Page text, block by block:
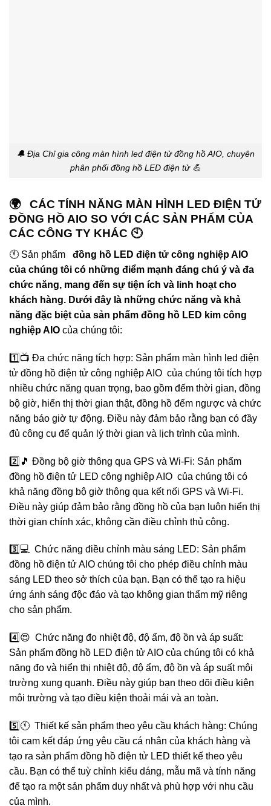
🔔 Địa Chỉ gia công màn hình led điện tử đồng hồ AIO, chuyên
phân phối đồng hồ LED điện tử 💪
🌍 CÁC TÍNH NĂNG MÀN HÌNH LED ĐIỆN TỬ
ĐỒNG HỒ AIO SO VỚI CÁC SẢN PHẨM CỦA
CÁC CÔNG TY KHÁC 🕙
🕚 Sản phẩm đồng hồ LED điện tử công nghiệp AIO
của chúng tôi có những điểm mạnh đáng chú ý và đa
chức năng, mang đến sự tiện ích và linh hoạt cho
khách hàng. Dưới đây là những chức năng và khả
năng đặc biệt của sản phẩm đồng hồ LED kim công
nghiệp AIO của chúng tôi:
1️⃣📺 Đa chức năng tích hợp: Sản phẩm màn hình led điện
tử đồng hồ điện tử công nghiệp AIO của chúng tôi tích hợp
nhiều chức năng quan trọng, bao gồm đếm thời gian, đồng
bộ giờ, hiển thị thời gian thật, đồng hồ đếm ngược và chức
năng báo giờ tự động. Điều này đảm bảo rằng bạn có đầy
đủ công cụ để quản lý thời gian và lịch trình của mình.
2️⃣🎵 Đồng bộ giờ thông qua GPS và Wi-Fi: Sản phẩm
đồng hồ điện tử LED công nghiệp AIO của chúng tôi có
khả năng đồng bộ giờ thông qua kết nối GPS và Wi-Fi.
Điều này giúp đảm bảo rằng đồng hồ của bạn luôn hiển thị
thời gian chính xác, không cần điều chỉnh thủ công.
3️⃣💻 Chức năng điều chỉnh màu sáng LED: Sản phẩm
đồng hồ điện tử AIO chúng tôi cho phép điều chỉnh màu
sáng LED theo sở thích của bạn. Bạn có thể tạo ra hiệu
ứng ánh sáng độc đáo và tạo không gian thẩm mỹ riêng
cho sản phẩm.
4️⃣😍 Chức năng đo nhiệt độ, độ ẩm, độ ồn và áp suất:
Sản phẩm đồng hồ LED điện tử AIO của chúng tôi có khả
năng đo và hiển thị nhiệt độ, độ ẩm, độ ồn và áp suất môi
trường xung quanh. Điều này giúp bạn theo dõi điều kiện
môi trường và tạo điều kiện thoải mái và an toàn.
5️⃣🕚 Thiết kế sản phẩm theo yêu cầu khách hàng: Chúng
tôi cam kết đáp ứng yêu cầu cá nhân của khách hàng và
tạo ra sản phẩm đồng hồ điện tử LED thiết kế theo yêu
cầu. Bạn có thể tuỳ chỉnh kiểu dáng, mẫu mã và tính năng
để tạo ra một sản phẩm duy nhất và phù hợp với nhu cầu
của mình.